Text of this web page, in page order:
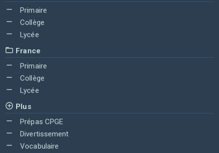
Primaire
Collège
Lycée
France
Primaire
Collège
Lycée
Plus
Prépas CPGE
Divertissement
Vocabulaire